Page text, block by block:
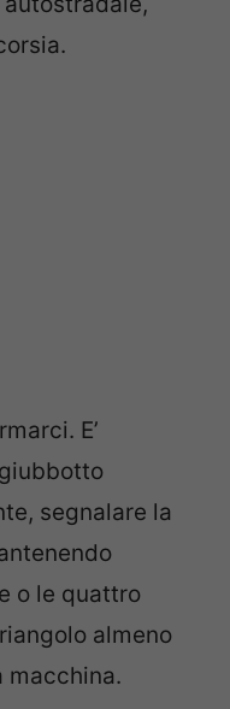
E’
segnalare la
o le quattro
almeno
macchina.